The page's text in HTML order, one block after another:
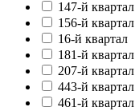
147-й квартал
156-й квартал
16-й квартал
181-й квартал
207-й квартал
443-й квартал
461-й квартал